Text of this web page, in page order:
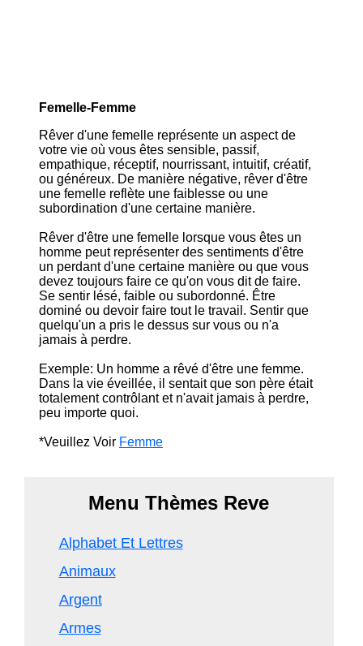
Femelle-Femme
Rêver d'une femelle représente un aspect de
votre vie où vous êtes sensible, passif,
empathique, réceptif, nourrissant, intuitif, créatif,
ou généreux. De manière négative, rêver d'être
une femelle reflète une faiblesse ou une
subordination d'une certaine manière.
Rêver d'être une femelle lorsque vous êtes un
homme peut représenter des sentiments d'être
un perdant d'une certaine manière ou que vous
devez toujours faire ce qu'on vous dit de faire.
Se sentir lésé, faible ou subordonné. Être
dominé ou devoir faire tout le travail. Sentir que
quelqu'un a pris le dessus sur vous ou n'a
jamais à perdre.
Exemple: Un homme a rêvé d'être une femme.
Dans la vie éveillée, il sentait que son père était
totalement contrôlant et n'avait jamais à perdre,
peu importe quoi.
*Veuillez Voir Femme
Menu Thèmes Reve
Alphabet Et Lettres
Animaux
Argent
Armes